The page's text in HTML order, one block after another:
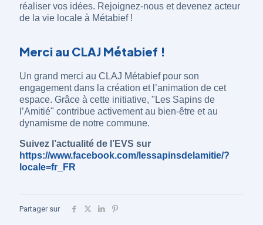
réaliser vos idées. Rejoignez-nous et devenez acteur
de la vie locale à Métabief !
Merci au CLAJ Métabief !
Un grand merci au CLAJ Métabief pour son
engagement dans la création et l’animation de cet
espace. Grâce à cette initiative, "Les Sapins de
l’Amitié" contribue activement au bien-être et au
dynamisme de notre commune.
Suivez l’actualité de l’EVS sur
https://www.facebook.com/lessapinsdelamitie/?
locale=fr_FR
Partager sur